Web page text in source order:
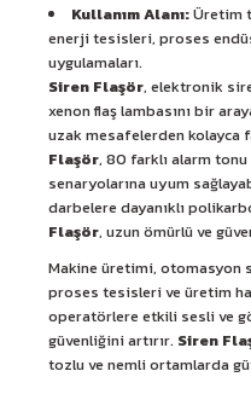
Kullanım Alanı:Üretim
enerji tesisleri, proses
uygulamaları.
Siren Flaşör, elektronik
xenon flaş lambasını bir
uzak mesafelerden kolayca
Flaşör, 80 farklı alarm
senaryolarına uyum
darbelere dayanıklı
Flaşör, uzun ömürlü ve
Makine üretimi, otomasyon
proses tesisleri ve üretim
operatörlere etkili sesli ve
güvenliğini artırır. Siren
tozlu ve nemli ortamlarda